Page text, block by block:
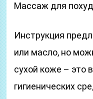
Массаж для
Инструкция
или масло, но
сухой коже – это
гигиенических